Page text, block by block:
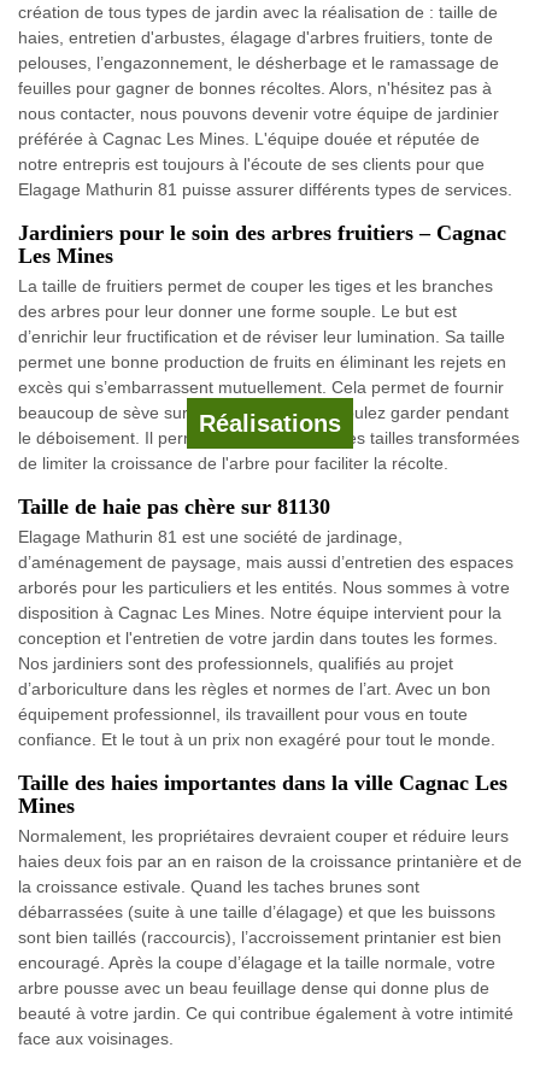
Réalisations
création de tous types de jardin avec la réalisation de : taille de
haies, entretien d'arbustes, élagage d'arbres fruitiers, tonte de
pelouses, l’engazonnement, le désherbage et le ramassage de
feuilles pour gagner de bonnes récoltes. Alors, n'hésitez pas à
nous contacter, nous pouvons devenir votre équipe de jardinier
préférée à Cagnac Les Mines. L'équipe douée et réputée de
notre entrepris est toujours à l'écoute de ses clients pour que
Elagage Mathurin 81 puisse assurer différents types de services.
Jardiniers pour le soin des arbres fruitiers – Cagnac
Les Mines
La taille de fruitiers permet de couper les tiges et les branches
des arbres pour leur donner une forme souple. Le but est
d’enrichir leur fructification et de réviser leur lumination. Sa taille
permet une bonne production de fruits en éliminant les rejets en
excès qui s’embarrassent mutuellement. Cela permet de fournir
beaucoup de sève sur les fruits que vous voulez garder pendant
le déboisement. Il permet également avec les tailles transformées
de limiter la croissance de l'arbre pour faciliter la récolte.
Taille de haie pas chère sur 81130
Elagage Mathurin 81 est une société de jardinage,
d’aménagement de paysage, mais aussi d’entretien des espaces
arborés pour les particuliers et les entités. Nous sommes à votre
disposition à Cagnac Les Mines. Notre équipe intervient pour la
conception et l'entretien de votre jardin dans toutes les formes.
Nos jardiniers sont des professionnels, qualifiés au projet
d’arboriculture dans les règles et normes de l’art. Avec un bon
équipement professionnel, ils travaillent pour vous en toute
confiance. Et le tout à un prix non exagéré pour tout le monde.
Taille des haies importantes dans la ville Cagnac Les
Mines
Normalement, les propriétaires devraient couper et réduire leurs
haies deux fois par an en raison de la croissance printanière et de
la croissance estivale. Quand les taches brunes sont
débarrassées (suite à une taille d’élagage) et que les buissons
sont bien taillés (raccourcis), l’accroissement printanier est bien
encouragé. Après la coupe d’élagage et la taille normale, votre
arbre pousse avec un beau feuillage dense qui donne plus de
beauté à votre jardin. Ce qui contribue également à votre intimité
face aux voisinages.